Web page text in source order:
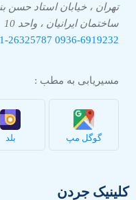
تهران ، خیابان استاد حسن
ساختمان ایرانیان ، واحد 10
0936-6919232
26325787
مسیریابی به مطب :
گوگل مپ بلد
کلینیک جردن